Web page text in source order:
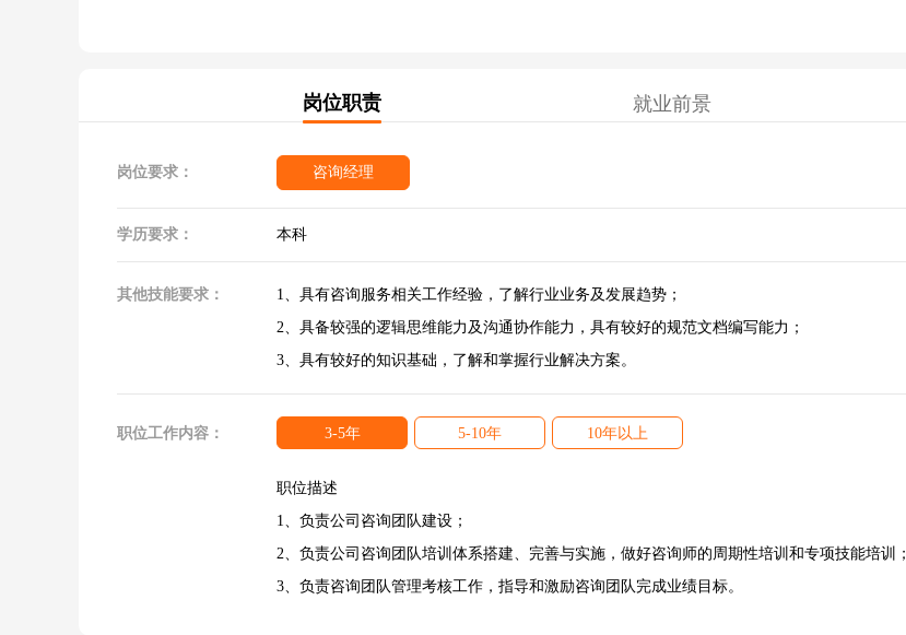
岗位职责 就业前景
岗位要求： 咨询经理
学历要求： 本科
其他技能要求：
1、具有咨询服务相关工作经验，了解行业业务及发展趋势；
2、具备较强的逻辑思维能力及沟通协作能力，具有较好的规范文档编写能力；
3、具有较好的知识基础，了解和掌握行业解决方案。
职位工作内容： 3-5年 5-10年 10年以上
职位描述
1、负责公司咨询团队建设；
2、负责公司咨询团队培训体系搭建、完善与实施，做好咨询师的周期性培训和专项技能培训；
3、负责咨询团队管理考核工作，指导和激励咨询团队完成业绩目标。